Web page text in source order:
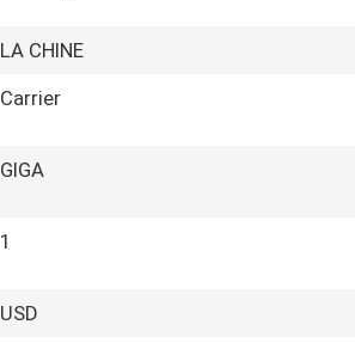
LA CHINE
Carrier
GIGA
1
USD